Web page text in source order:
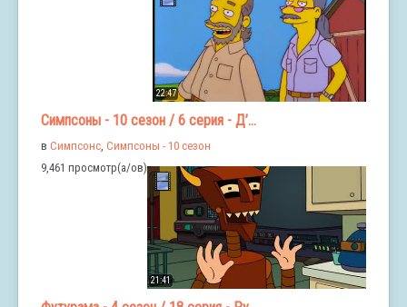
22:47
Симпсоны - 10 сезон / 6 серия - Д’...
в Симпсонс Симпсоны - 10 сезон
9,461 просмотр(а/ов)
21:41